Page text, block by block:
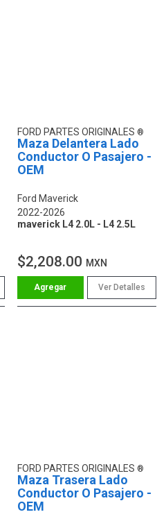
FORD PARTES ORIGINALES
Maza Delantera Lado
Conductor O Pasajero -
OEM
Ford Maverick
2022-2026
maverick L4 2.0L - L4 2.5L
$2,208.00 MXN
Ver Detalles
FORD PARTES ORIGINALES
Maza Trasera Lado
Conductor O Pasajero -
OEM